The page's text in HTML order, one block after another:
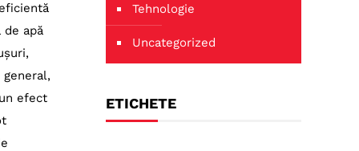
apă
efect
Tehnologie
Uncategorized
ETICHETE